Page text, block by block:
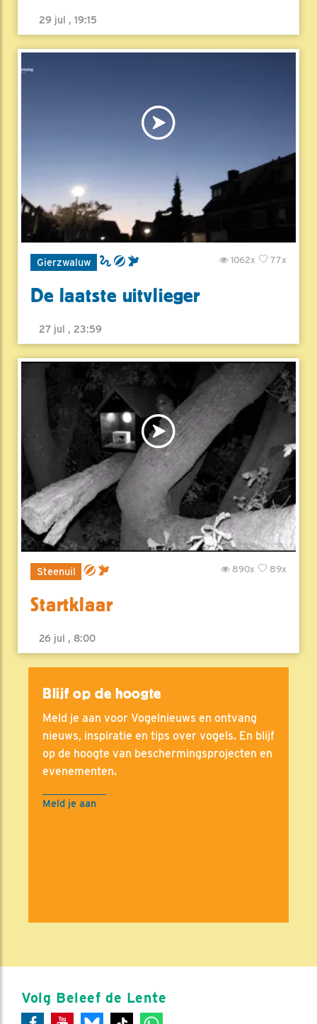
29 jul , 19:15
Gierzwaluw 77x
1062x
De laatste uitvlieger
27 jul , 23:59
Steenuil 89x
890x
Startklaar
26 jul , 8:00
Blijf op de hoogte
Meld je aan voor Vogelnieuws en ontvang
nieuws, inspiratie en tips over vogels. En blijf
op de hoogte van beschermingsprojecten en
evenementen.
Meld je aan
Volg Beleef de Lente